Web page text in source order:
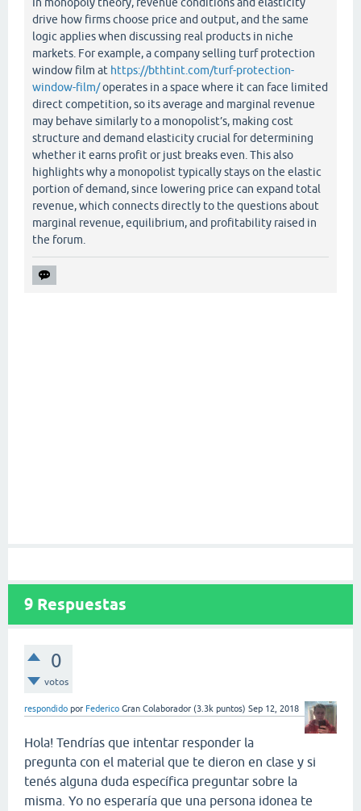
drive how firms choose price and output, and the same
logic applies when discussing real products in niche
markets. For example, a company selling turf protection
window film at https://bthtint.com/turf-protection-
window-film/operates in a space where it can face limited
direct competition, so its average and marginal revenue
may behave similarly to a monopolist’s, making cost
structure and demand elasticity crucial for determining
whether it earns profit or just breaks even. This also
highlights why a monopolist typically stays on the elastic
portion of demand, since lowering price can expand total
revenue, which connects directly to the questions about
marginal revenue, equilibrium, and profitability raised in
the forum.
9 Respuestas
0
votos
respondido por Federico Gran Colaborador (3.3k puntos) Sep 12, 2018
Hola! Tendrías que intentar responder la
pregunta con el material que te dieron en clase y si
tenés alguna duda específica preguntar sobre la
misma. Yo no esperaría que una persona idonea te